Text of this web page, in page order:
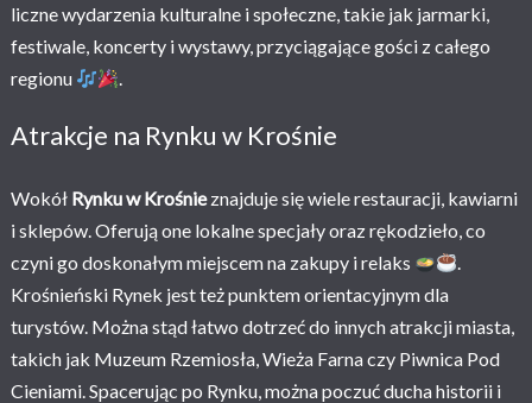
liczne wydarzenia kulturalne i społeczne, takie jak jarmarki,
festiwale, koncerty i wystawy, przyciągające gości z całego
regionu
.
Atrakcje na Rynku w Krośnie
Wokół Rynku w Krośnieznajduje się wiele restauracji, kawiarni
i sklepów. Oferują one lokalne specjały oraz rękodzieło, co
czyni go doskonałym miejscem na zakupy i relaks
.
Krośnieński Rynek jest też punktem orientacyjnym dla
turystów. Można stąd łatwo dotrzeć do innych atrakcji miasta,
takich jak Muzeum Rzemiosła, Wieża Farna czy Piwnica Pod
Cieniami. Spacerując po Rynku, można poczuć ducha historii i